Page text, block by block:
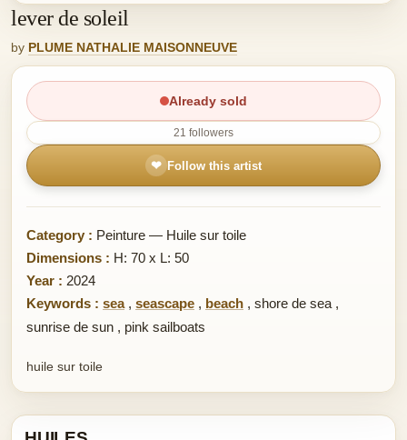
lever de soleil
by PLUME NATHALIE MAISONNEUVE
Already sold
21 followers
❤ Follow this artist
Category : Peinture — Huile sur toile
Dimensions : H: 70 x L: 50
Year : 2024
Keywords : sea, seascape , beach , shore de sea ,
sunrise de sun , pink sailboats
huile sur toile